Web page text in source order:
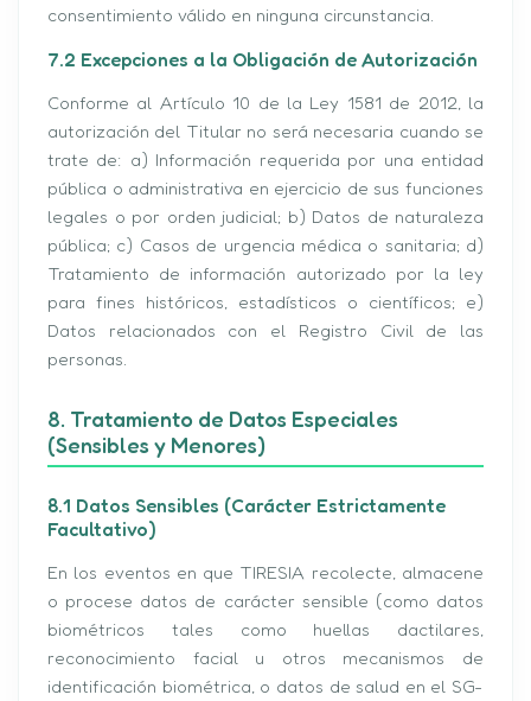
consentimiento válido en ninguna circunstancia.
7.2 Excepciones a la Obligación de Autorización
Conforme al Artículo 10 de la Ley 1581 de 2012, la
autorización del Titular no será necesaria cuando se
trate de: a) Información requerida por una entidad
pública o administrativa en ejercicio de sus funciones
legales o por orden judicial; b) Datos de naturaleza
pública; c) Casos de urgencia médica o sanitaria; d)
Tratamiento de información autorizado por la ley
para fines históricos, estadísticos o científicos; e)
Datos relacionados con el Registro Civil de las
personas.
8. Tratamiento de Datos Especiales
(Sensibles y Menores)
8.1 Datos Sensibles (Carácter Estrictamente
Facultativo)
En los eventos en que TIRESIA recolecte, almacene
o procese datos de carácter sensible (como datos
biométricos tales como huellas dactilares,
reconocimiento facial u otros mecanismos de
identificación biométrica, o datos de salud en el SG-